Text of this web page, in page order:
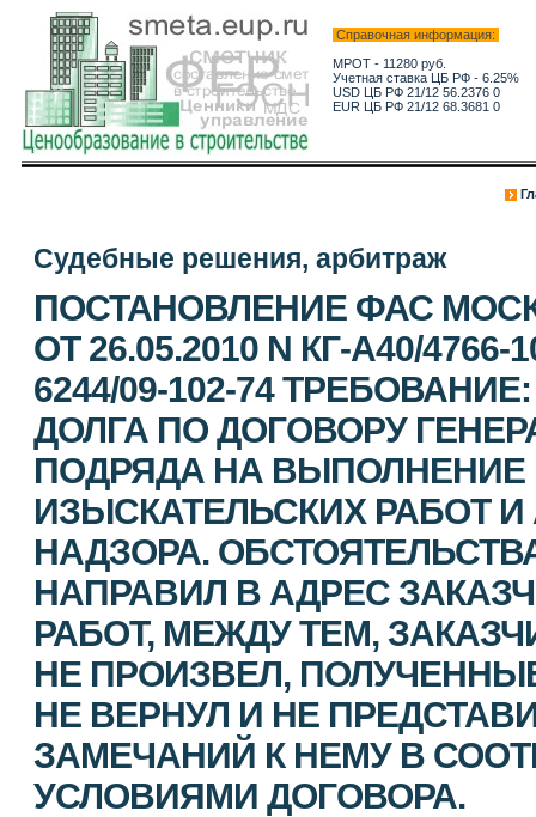
Справочная информация:
МРОТ - 11280 руб.
Учетная ставка ЦБ РФ - 6.25%
USD ЦБ РФ 21/12 56.2376 0
EUR ЦБ РФ 21/12 68.3681 0
Судебные решения, арбитраж
ПОСТАНОВЛЕНИЕ ФАС
ОТ 26.05.2010 N КГ-А40/
6244/09-102-74
ДОЛГА ПО ДОГОВОРУ
ПОДРЯДА НА ВЫПОЛНЕНИЕ
ИЗЫСКАТЕЛЬСКИХ РАБОТ И
НАДЗОРА.
НАПРАВИЛ В АДРЕС
РАБОТ, МЕЖДУ ТЕМ,
НЕ ПРОИЗВЕЛ,
НЕ ВЕРНУЛ И НЕ
ЗАМЕЧАНИЙ К НЕМУ В
УСЛОВИЯМИ ДОГОВОРА.